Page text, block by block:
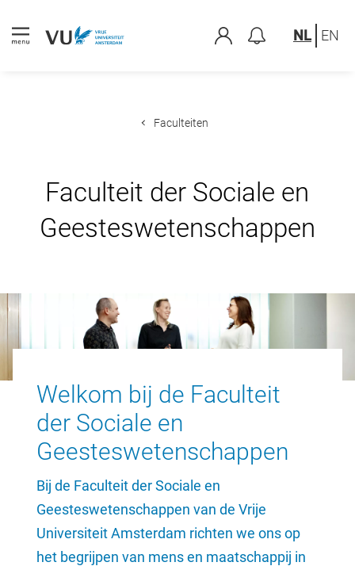
NL EN
Faculteiten
Faculteit der Sociale en
Geesteswetenschappen
Welkom bij de Faculteit
der Sociale en
Geesteswetenschappen
Bij de Faculteit der Sociale en
Geesteswetenschappen van de Vrije
Universiteit Amsterdam richten we ons op
het begrijpen van mens en maatschappij in